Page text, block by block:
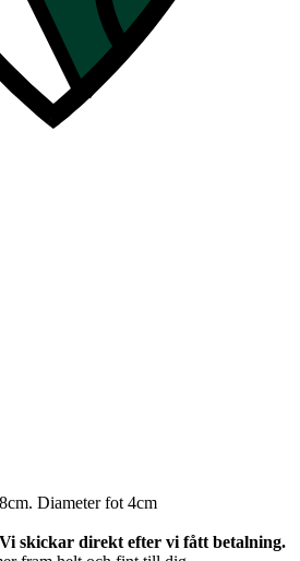
Diameter fot 4cm
skickar direkt efter vi fått betalning.